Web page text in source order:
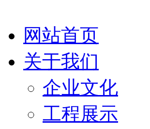
网站首页
关于我们
企业文化
工程展示